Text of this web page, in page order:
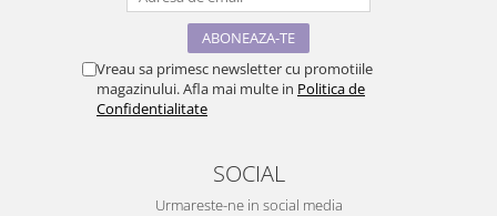
Vreau sa primesc newsletter cu promotiile
magazinului. Afla mai multe in Politica de
Confidentialitate
SOCIAL
Urmareste-ne in social media